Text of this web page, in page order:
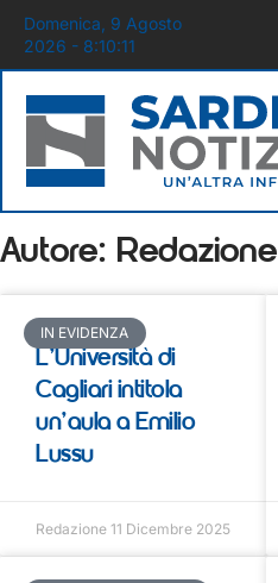
Domenica, 9 Agosto
2026 - 8:10:11
Autore: Redazione
IN EVIDENZA
L’Università di
Cagliari intitola
un’aula a Emilio
Lussu
Redazione 11 Dicembre 2025